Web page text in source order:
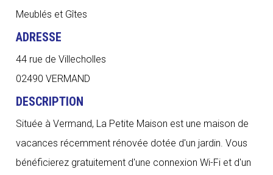
Meublés et Gîtes
ADRESSE
44 rue de Villecholles
02490 VERMAND
DESCRIPTION
Située à Vermand, La Petite Maison est une maison de
vacances récemment rénovée dotée d'un jardin. Vous
bénéficierez gratuitement d'une connexion Wi-Fi et d'un